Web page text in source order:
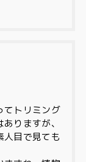
てトリミング
りますが、
人目で見ても